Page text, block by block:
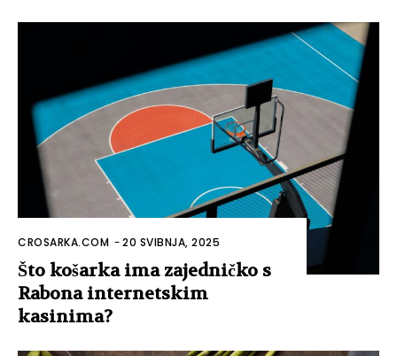
CROSARKA.COM -20 SVIBNJA, 2025
Što košarka ima zajedničko s
Rabona internetskim
kasinima?